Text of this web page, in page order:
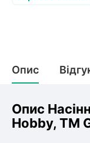
Мирт
Мушмула
Інжирний
Нектарин
Актинідія
Пієріс
Вейгела
Опис
Опис
Hobby, TM